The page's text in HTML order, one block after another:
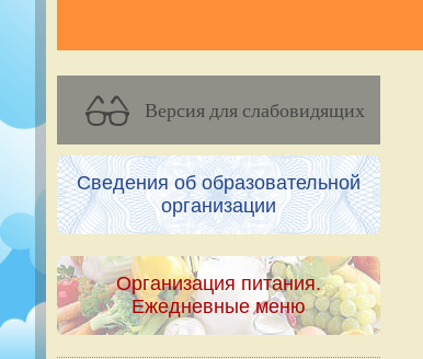
Версия для слабовидящих
Сведения об образовательной
организации
Организация питания.
Ежедневные меню